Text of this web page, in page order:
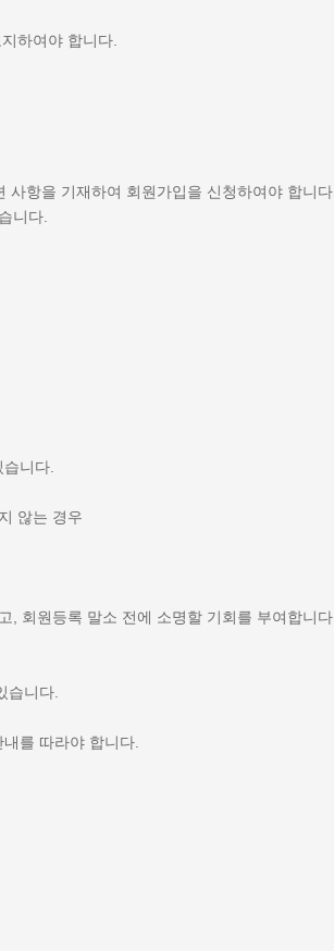
하여야 합니다.
항을 기재하여 회원가입을 신청하여야 합니다.
니다.
니다.
않는 경우
회원등록 말소 전에 소명할 기회를 부여합니다.
습니다.
를 따라야 합니다.